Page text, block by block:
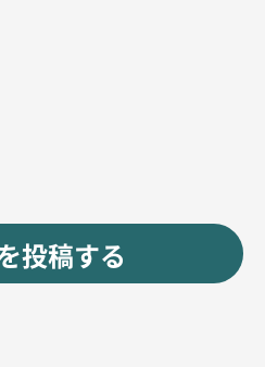
投稿する